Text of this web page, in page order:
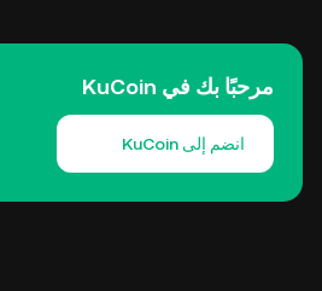
مرحبًا بك في KuCoin
انضم إلى KuCoin